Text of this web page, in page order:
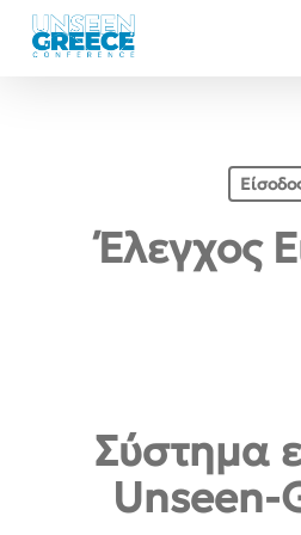
Skip
Έλεγχος
Σύστημα
Unseen-